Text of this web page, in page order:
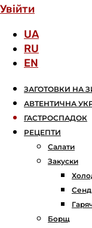
Увійти
UA
RU
EN
ЗАГОТОВКИ НА
АВТЕНТИЧНА
ГАСТРОСПАДОК
РЕЦЕПТИ
Салати
Закуски
Борщ